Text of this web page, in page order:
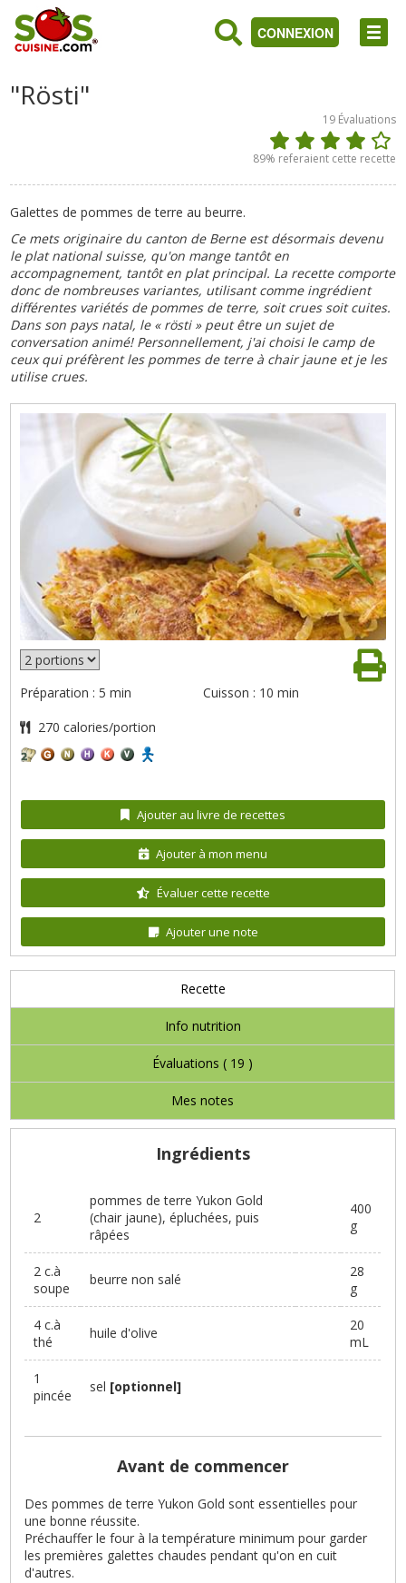
CONNEXION
"Rösti"
19 Évaluations
89% referaient cette recette
Galettes de pommes de terre au beurre.
Ce mets originaire du canton de Berne est désormais devenu
le plat national suisse, qu'on mange tantôt en
accompagnement, tantôt en plat principal. La recette comporte
donc de nombreuses variantes, utilisant comme ingrédient
différentes variétés de pommes de terre, soit crues soit cuites.
Dans son pays natal, le « rösti » peut être un sujet de
conversation animé! Personnellement, j'ai choisi le camp de
ceux qui préfèrent les pommes de terre à chair jaune et je les
utilise crues.
Préparation : 5 min Cuisson : 10 min
270 calories/portion
Ajouter au livre de recettes
Ajouter à mon menu
Évaluer cette recette
Ajouter une note
Recette
Info nutrition
Évaluations ( 19 )
Mes notes
Ingrédients
2
pommes de terre Yukon Gold
(chair jaune), épluchées, puis
râpées
400
g
2 c.à
soupe
beurre non salé
28
g
4 c.à
thé
huile d'olive
20
mL
1
pincée
sel [optionnel]
Avant de commencer
Des pommes de terre Yukon Gold sont essentielles pour
une bonne réussite.
Préchauffer le four à la température minimum pour garder
les premières galettes chaudes pendant qu'on en cuit
d'autres.